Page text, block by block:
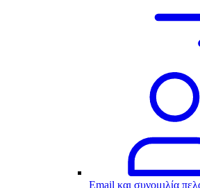
Email και συνομιλία